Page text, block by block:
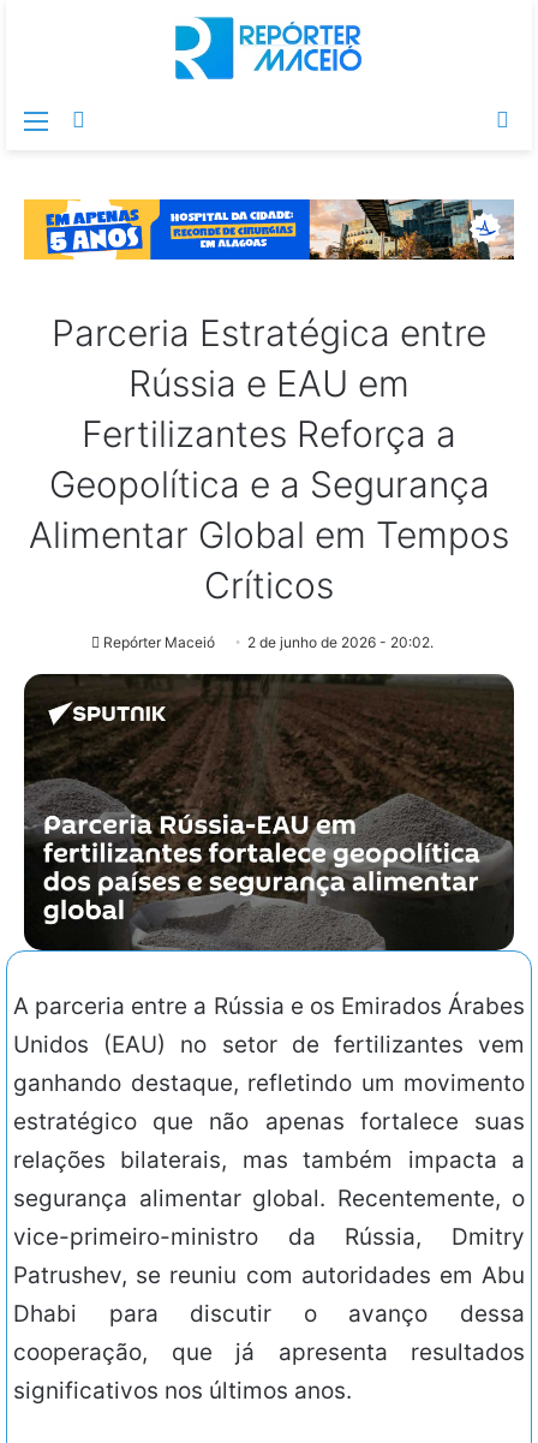
Menu
Parceria Estratégica entre
Rússia e EAU em
Fertilizantes Reforça a
Geopolítica e a Segurança
Alimentar Global em Tempos
Críticos
Repórter Maceió 2 de junho de 2026 - 20:02.
A parceria entre a Rússia e os Emirados Árabes
Unidos (EAU) no setor de fertilizantes vem
ganhando destaque, refletindo um movimento
estratégico que não apenas fortalece suas
relações bilaterais, mas também impacta a
segurança alimentar global. Recentemente, o
vice-primeiro-ministro da Rússia, Dmitry
Patrushev, se reuniu com autoridades em Abu
Dhabi para discutir o avanço dessa
cooperação, que já apresenta resultados
significativos nos últimos anos.